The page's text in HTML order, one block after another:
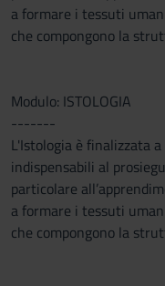
a formare i tessuti
che compongono la
Modulo: ISTOLOGIA
-------
L'Istologia è finalizzata
indispensabili al
particolare
a formare i tessuti
che compongono la